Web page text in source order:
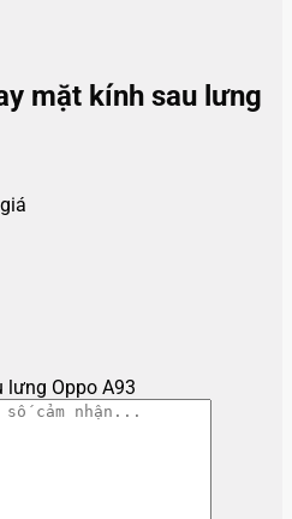
mặt kính sau lưng
Oppo A93